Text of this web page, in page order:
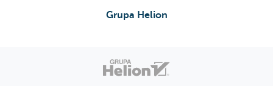
Grupa Helion